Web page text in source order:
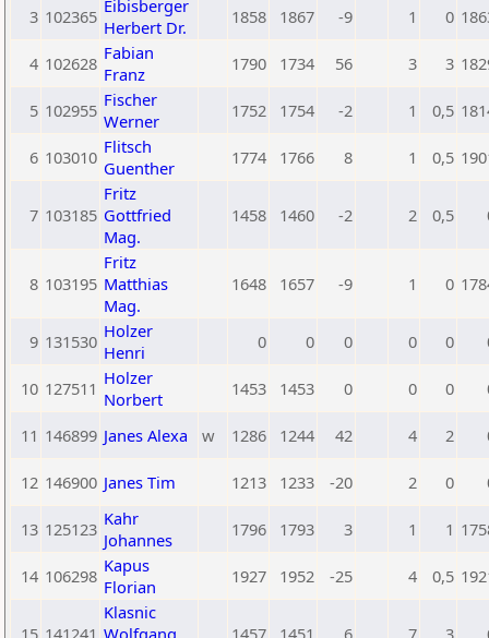
3 102365 Eibisberger
Herbert Dr.
1858 1867 -9 1 0
4 102628 Fabian
Franz
1790 1734 56 3 3
5 102955 Fischer
Werner
1752 1754 -2 1 0,5
6 103010 Flitsch
Guenther
1774 1766 8 1 0,5
7 103185
Fritz
Gottfried
Mag.
1458 1460 -2 2 0,5
8 103195
Fritz
Matthias
Mag.
1648 1657 -9 1 0
9 131530 Holzer
Henri
0 0 0 0 0
10 127511 Holzer
Norbert
1453 1453 0 0 0
11 146899 Janes Alexa w 1286 1244 42 4 2
12 146900 Janes Tim 1213 1233 -20 2 0
13 125123 Kahr
Johannes
1796 1793 3 1 1
14 106298 Kapus
Florian
1927 1952 -25 4 0,5
15 141241
Klasnic
Wolfgang
1457 1451 6 7 3